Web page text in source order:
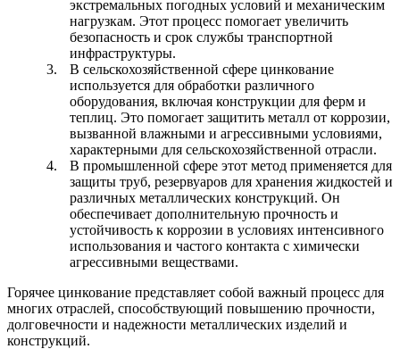
экстремальных погодных условий и механическим
нагрузкам. Этот процесс помогает увеличить
безопасность и срок службы транспортной
инфраструктуры.
В сельскохозяйственной сфере цинкование
используется для обработки различного
оборудования, включая конструкции для ферм и
теплиц. Это помогает защитить металл от коррозии,
вызванной влажными и агрессивными условиями,
характерными для сельскохозяйственной отрасли.
В промышленной сфере этот метод применяется для
защиты труб, резервуаров для хранения жидкостей и
различных металлических конструкций. Он
обеспечивает дополнительную прочность и
устойчивость к коррозии в условиях интенсивного
использования и частого контакта с химически
агрессивными веществами.
Горячее цинкование представляет собой важный процесс для
многих отраслей, способствующий повышению прочности,
долговечности и надежности металлических изделий и
конструкций.